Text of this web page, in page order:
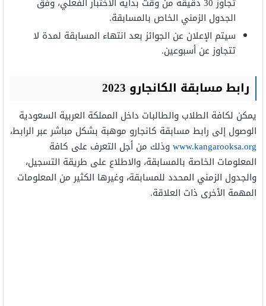
الجدول الزمني الخاص بالمسابقة.
سيتم الإعلان عن الجوائز بعد انتهاء المسابقة لمدة لا
تتجاوز عن أسبوعين.
رابط مسابقة الكانجارو 2023
يمكن لكافة الطلاب والطالبات داخل المملكة العربية السعودية
الوصول إلى رابط مسابقة كانجارو موهبة بشكل مباشر عبر الرابط،
www.kangarooksa.orgوذلك من أجل التعرف على كافة
المعلومات الخاصة بالمسابقة، والاطلاع على طريقة التسجيل،
والجدول الزمني المحدد للمسابقة، وغيرها الكثير من المعلومات
المهمة الأخرى ذات العلاقة.